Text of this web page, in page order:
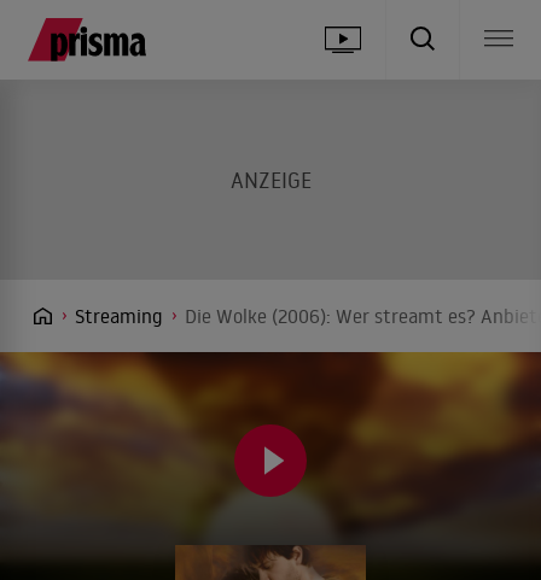
Streaming Die Wolke (2006): Wer streamt es?